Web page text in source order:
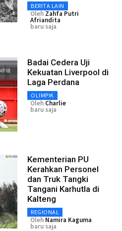
BERITA LAIN
Oleh Zahfa Putri
Afriandita
baru saja
Badai Cedera Uji
Kekuatan Liverpool di
Laga Perdana
OLIMPIK
Oleh Charlie
baru saja
Kementerian PU
Kerahkan Personel
dan Truk Tangki
Tangani Karhutla di
Kalteng
REGIONAL
Oleh Namira Kaguma
baru saja